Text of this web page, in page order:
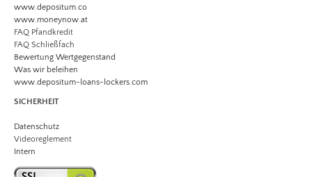
www.depositum.co
www.moneynow.at
FAQ Pfandkredit
​FAQ Schließfach
Bewertung Wertgegenstand
Was wir beleihen
​www.depositum-loans-lockers.com
SICHERHEIT
Datenschutz
Videoreglement
Intern